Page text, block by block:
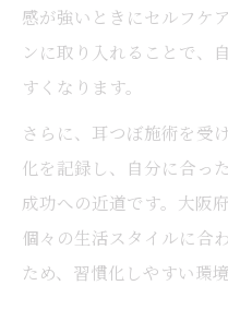
感が強いときにセルフケ
ンに取り入れることで、
すくなります。
さらに、耳つぼ施術を受
化を記録し、自分に合っ
成功への近道です。大阪
個々の生活スタイルに合
ため、習慣化しやすい環